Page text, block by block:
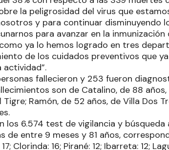
la peligrosidad del virus que
y para continuar disminuyendo
para avanzar en la inmunización
ya lo hemos logrado en tres
de los cuidados preventivos que
fallecieron y 253 fueron
son de Catalino, de 88 años,
Ramón, de 52 años, de Villa Dos
los 6.574 test de vigilancia y búsqueda
de entre 9 meses y 81 años,
Clorinda: 16; Pirané: 12; Ibarreta: 12;